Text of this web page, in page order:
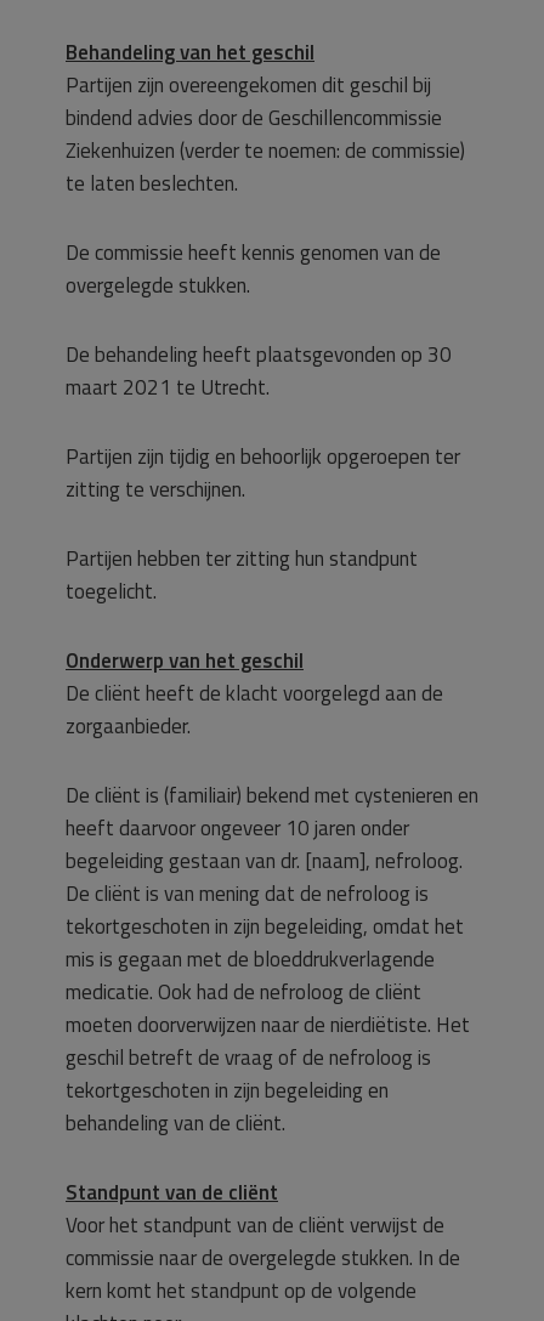
Behandeling van het geschil
Partijen zijn overeengekomen dit geschil bij
bindend advies door de Geschillencommissie
Ziekenhuizen (verder te noemen: de commissie)
te laten beslechten.
De commissie heeft kennis genomen van de
overgelegde stukken.
De behandeling heeft plaatsgevonden op 30
maart 2021 te Utrecht.
Partijen zijn tijdig en behoorlijk opgeroepen ter
zitting te verschijnen.
Partijen hebben ter zitting hun standpunt
toegelicht.
Onderwerp van het geschil
De cliënt heeft de klacht voorgelegd aan de
zorgaanbieder.
De cliënt is (familiair) bekend met cystenieren en
heeft daarvoor ongeveer 10 jaren onder
begeleiding gestaan van dr. [naam], nefroloog.
De cliënt is van mening dat de nefroloog is
tekortgeschoten in zijn begeleiding, omdat het
mis is gegaan met de bloeddrukverlagende
medicatie. Ook had de nefroloog de cliënt
moeten doorverwijzen naar de nierdiëtiste. Het
geschil betreft de vraag of de nefroloog is
tekortgeschoten in zijn begeleiding en
behandeling van de cliënt.
Standpunt van de cliënt
Voor het standpunt van de cliënt verwijst de
commissie naar de overgelegde stukken. In de
kern komt het standpunt op de volgende